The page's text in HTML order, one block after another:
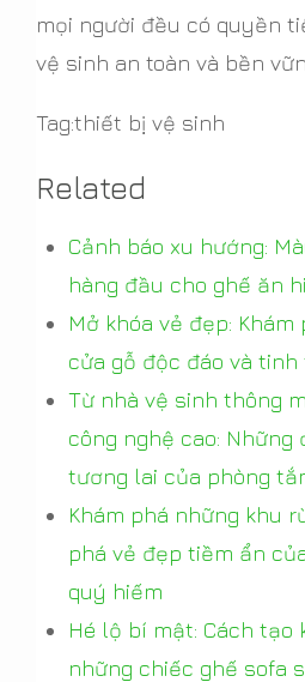
mọi người đều có quyền
vệ sinh an toàn và bền
Tag:thiết bị vệ sinh
Related
Cảnh báo xu hướng:
hàng đầu cho ghế ăn
Mở khóa vẻ đẹp:
cửa gỗ độc đáo và tinh
Từ nhà vệ sinh thông
công nghệ cao: Những
tương lai của phòng
Khám phá những khu
phá vẻ đẹp tiềm ẩn
quý hiếm
Hé lộ bí mật: Cách tạo
những chiếc ghế sofa